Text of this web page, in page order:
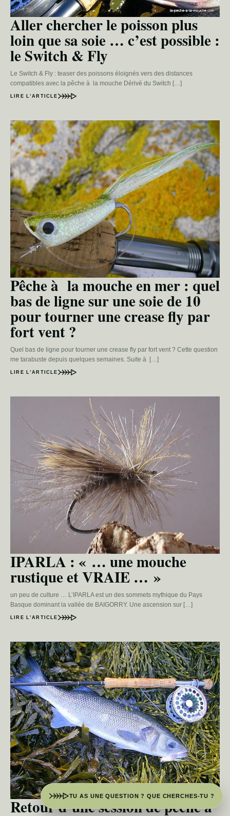
Aller chercher le poisson plus
loin que sa soie … c’est possible :
le Switch & Fly
Le Switch & Fly : teaser des poissons éloignés vers des distances
compatibles avec la pêche à la mouche Dérivé du Switch […]
LIRE L’ARTICLE
Pêche à la mouche en mer : quel
bas de ligne sur une soie de 10
pour tourner une crease fly par
fort vent ?
Quel bas de ligne pour tourner une crease fly par fort vent ? Cette question
me tarabuste depuis quelques semaines. Suite à […]
LIRE L’ARTICLE
IPARLA : « … une mouche
rustique et VRAIE … »
un peu de culture … L’IPARLA est un des sommets mythique du Pays
Basque dominant la vallée de BAIGORRY. Une ascension sur […]
LIRE L’ARTICLE
Retour d’une session de pêche à
TU AS UNE QUESTION ? QUE CHERCHES-TU ?